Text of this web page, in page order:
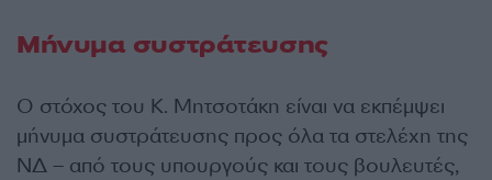
Μήνυμα συστράτευσης
Ο στόχος του Κ. Μητσοτάκη είναι να εκπέμψει
μήνυμα συστράτευσης προς όλα τα στελέχη της
ΝΔ – από τους υπουργούς και τους βουλευτές,